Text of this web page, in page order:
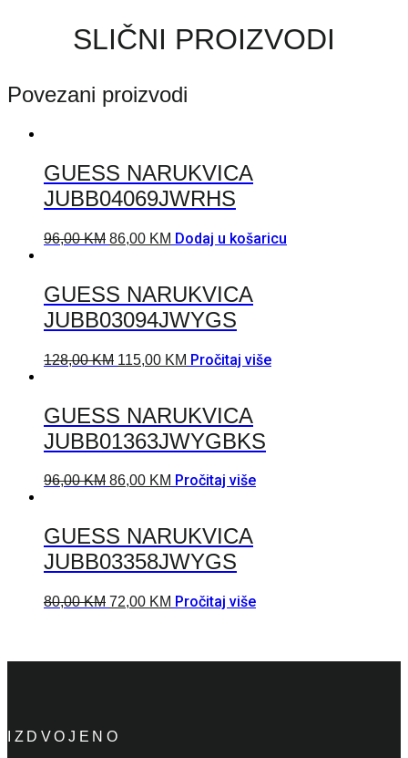
SLIČNI PROIZVODI
Povezani proizvodi
GUESS NARUKVICA
JUBB04069JWRHS
96,00KM 86,00 KM Dodaj u košaricu
GUESS NARUKVICA
JUBB03094JWYGS
128,00KM 115,00 KM Pročitaj više
GUESS NARUKVICA
JUBB01363JWYGBKS
96,00KM 86,00 KM Pročitaj više
GUESS NARUKVICA
JUBB03358JWYGS
80,00KM 72,00 KM Pročitaj više
IZDVOJENO